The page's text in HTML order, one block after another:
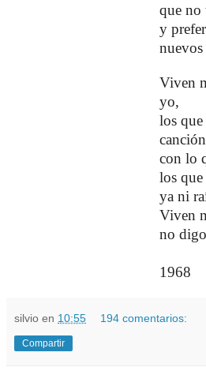
que no
y
Viven
yo,
los que
canción
con lo
los que
ya ni
Viven
no
1968
silvio en 10:55 194 comentarios:
Compartir